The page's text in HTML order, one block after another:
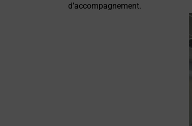
d’accompagnement.